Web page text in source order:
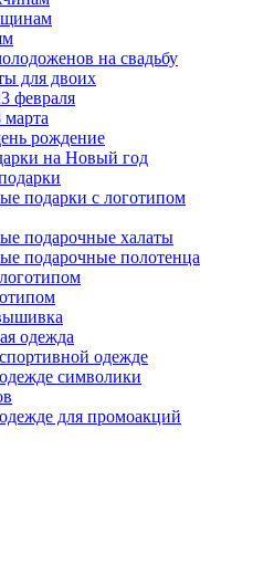
на свадьбу
для двоих
февраля
рождение
на Новый год
подарки с логотипом
подарочные халаты
подарочные полотенца
одежда
одежде
символики
для промоакций